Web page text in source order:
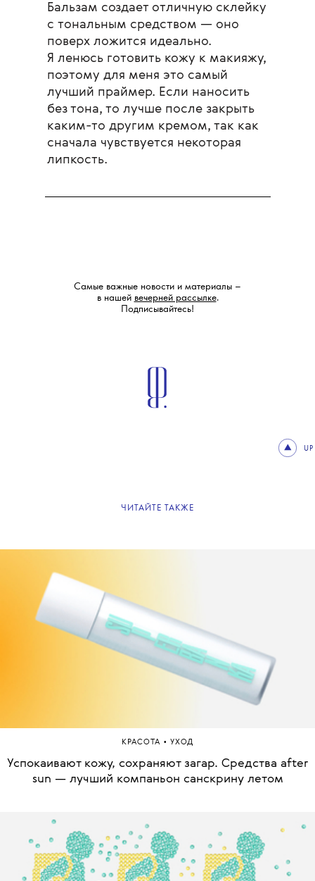
Бальзам создает отличную склейку
с тональным средством — оно
поверх ложится идеально.
Я ленюсь готовить кожу к макияжу,
поэтому для меня это самый
лучший праймер. Если наносить
без тона, то лучше после закрыть
каким-то другим кремом, так как
сначала чувствуется некоторая
липкость.
Самые важные новости и материалы –
в нашей вечерней рассылке.
Подписывайтесь!
UP
ЧИТАЙТЕ ТАКЖЕ
КРАСОТА • УХОД
Успокаивают кожу, сохраняют загар. Средства after
sun — лучший компаньон санскрину летом